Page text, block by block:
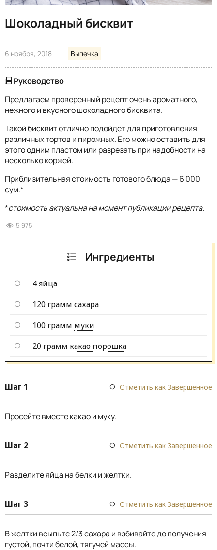
Шоколадный бисквит
6 ноября, 2018 Выпечка
Руководство
Предлагаем проверенный рецепт очень ароматного,
нежного и вкусного шоколадного бисквита.
Такой бисквит отлично подойдёт для приготовления
различных тортов и пирожных. Его можно оставить для
этого одним пластом или разрезать при надобности на
несколько коржей.
Приблизительная стоимость готового блюда — 6 000
сум.*
*стоимость актуальна на момент публикации рецепта.
5 975
Ингредиенты
4яйца
120 грамм сахара
100 грамм муки
20 грамм какао порошка
Шаг 1 Отметить как Завершенное
Просейте вместе какао и муку.
Шаг 2 Отметить как Завершенное
Разделите яйца на белки и желтки.
Шаг 3 Отметить как Завершенное
В желтки всыпьте 2/3 сахара и взбивайте до получения
густой, почти белой, тягучей массы.